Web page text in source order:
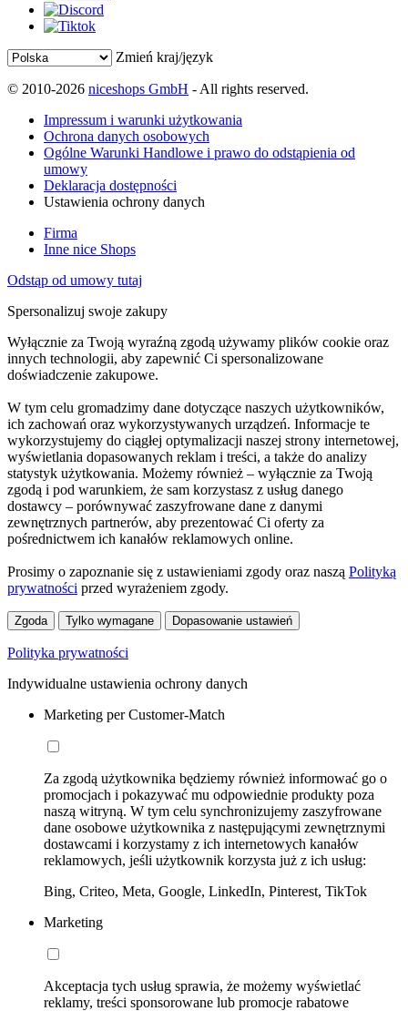
Zmień kraj/język
© 2010-2026 niceshops GmbH - All rights reserved.
Impressum i warunki użytkowania
Ochrona danych osobowych
Ogólne Warunki Handlowe i prawo do odstąpienia od
umowy
Deklaracja dostępności
Ustawienia ochrony danych
Firma
Inne nice Shops
Odstąp od umowy tutaj
Spersonalizuj swoje zakupy
Wyłącznie za Twoją wyraźną zgodą używamy plików cookie oraz
innych technologii, aby zapewnić Ci spersonalizowane
doświadczenie zakupowe.
W tym celu gromadzimy dane dotyczące naszych użytkowników,
ich zachowań oraz wykorzystywanych urządzeń. Informacje te
wykorzystujemy do ciągłej optymalizacji naszej strony internetowej,
wyświetlania dopasowanych reklam i treści, a także do analizy
statystyk użytkowania. Możemy również – wyłącznie za Twoją
zgodą i pod warunkiem, że sam korzystasz z usług danego
dostawcy – porównywać zaszyfrowane dane z danymi
zewnętrznych partnerów, aby prezentować Ci oferty za
pośrednictwem ich kanałów reklamowych online.
Prosimy o zapoznanie się z ustawieniami zgody oraz naszą Polityką
prywatności przed wyrażeniem zgody.
Zgoda Tylko wymagane Dopasowanie ustawień
Polityka prywatności
Indywidualne ustawienia ochrony danych
Marketing per Customer-Match
Za zgodą użytkownika będziemy również informować go o
promocjach i pokazywać mu odpowiednie produkty poza
naszą witryną. W tym celu synchronizujemy zaszyfrowane
dane osobowe użytkownika z następującymi zewnętrznymi
dostawcami i korzystamy z ich internetowych kanałów
reklamowych, jeśli użytkownik korzysta już z ich usług:
Bing, Criteo, Meta, Google, LinkedIn, Pinterest, TikTok
Marketing
Akceptacja tych usług sprawia, że możemy wyświetlać
reklamy, treści sponsorowane lub promocje rabatowe